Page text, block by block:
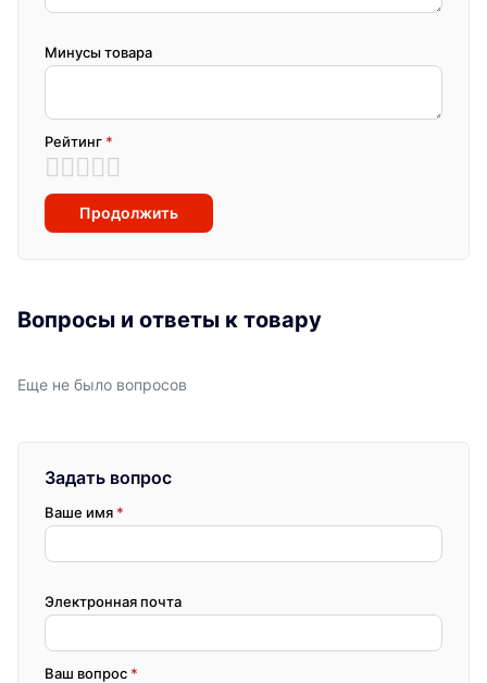
Минусы товара
Рейтинг *
Продолжить
Вопросы и ответы к товару
Еще не было вопросов
Задать вопрос
Ваше имя *
Электронная почта
Ваш вопрос *